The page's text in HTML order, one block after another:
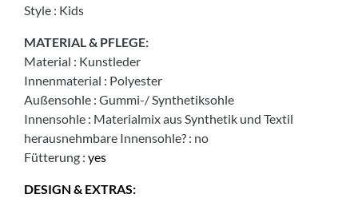
Style : Kids
MATERIAL & PFLEGE:
Material : Kunstleder
Innenmaterial : Polyester
Außensohle : Gummi-/ Synthetiksohle
Innensohle : Materialmix aus Synthetik und Textil
herausnehmbare Innensohle? : no
Fütterung : yes
DESIGN & EXTRAS: